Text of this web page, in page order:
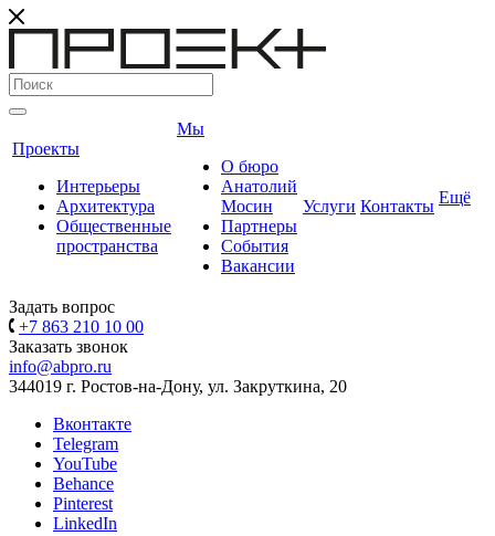
Проекты
Интерьеры
Архитектура
Общественные
пространства
Мы
О бюро
Анатолий
Мосин
Партнеры
События
Вакансии
Услуги Контакты Ещё
Задать вопрос
+7 863 210 10 00
Заказать звонок
info@abpro.ru
344019 г. Ростов-на-Дону, ул. Закруткина, 20
Вконтакте
Telegram
YouTube
Behance
Pinterest
LinkedIn